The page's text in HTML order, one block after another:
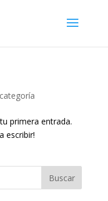
primera entrada.
escribir!